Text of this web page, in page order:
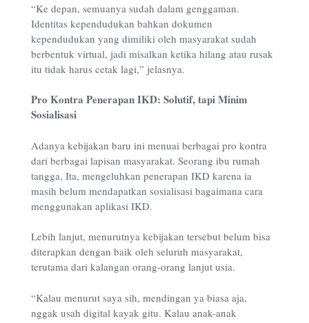
“Ke depan, semuanya sudah dalam genggaman.
Identitas kependudukan bahkan dokumen
kependudukan yang dimiliki oleh masyarakat sudah
berbentuk virtual, jadi misalkan ketika hilang atau rusak
itu tidak harus cetak lagi,” jelasnya.
Pro Kontra Penerapan IKD: Solutif, tapi Minim
Sosialisasi
Adanya kebijakan baru ini menuai berbagai pro kontra
dari berbagai lapisan masyarakat. Seorang ibu rumah
tangga, Ita, mengeluhkan penerapan IKD karena ia
masih belum mendapatkan sosialisasi bagaimana cara
menggunakan aplikasi IKD.
Lebih lanjut, menurutnya kebijakan tersebut belum bisa
diterapkan dengan baik oleh seluruh masyarakat,
terutama dari kalangan orang-orang lanjut usia.
“Kalau menurut saya sih, mendingan ya biasa aja,
nggak usah digital kayak gitu. Kalau anak-anak